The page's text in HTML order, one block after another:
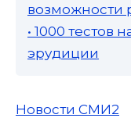
возможности
• 1000 тестов
эрудиции
Новости СМИ2